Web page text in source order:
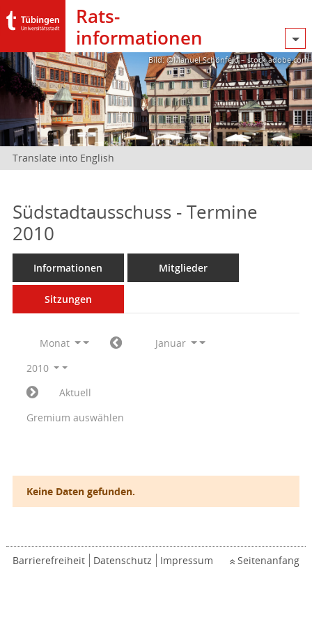
Rats­
informationen
Bild: @Manuel Schönfeld – stock.adobe.com
Translate into English
Südstadtausschuss - Termine
2010
Informationen Mitglieder
Sitzungen
Monat
Januar
2010
Aktuell
Gremium auswählen
Keine Daten gefunden.
Barrierefreiheit Datenschutz Impressum Seitenanfang